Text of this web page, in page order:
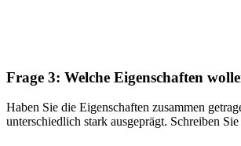
Frage 3: Welche Eigenschaften
Haben Sie die Eigenschaften zusammen
unterschiedlich stark ausgeprägt. Schreiben